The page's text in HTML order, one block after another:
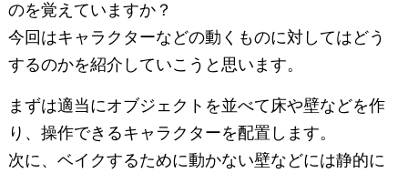
のを覚えていますか？
今回はキャラクターなどの動くものに対してはどう
するのかを紹介していこうと思います。
まずは適当にオブジェクトを並べて床や壁などを作
り、操作できるキャラクターを配置します。
次に、ベイクするために動かない壁などには静的に